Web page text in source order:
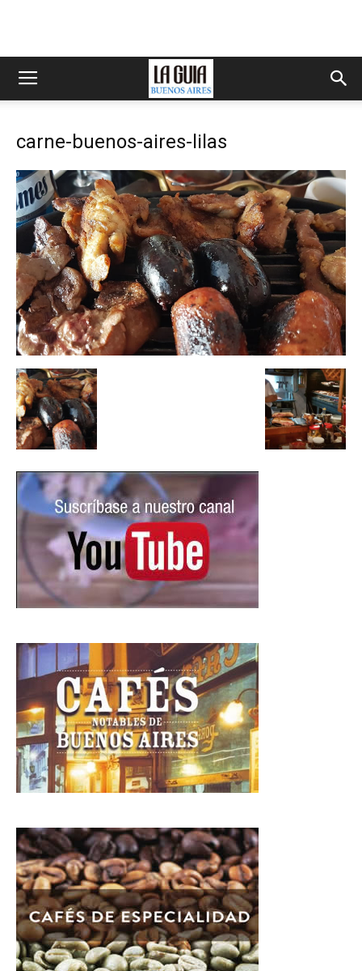
carne-buenos-aires-lilas